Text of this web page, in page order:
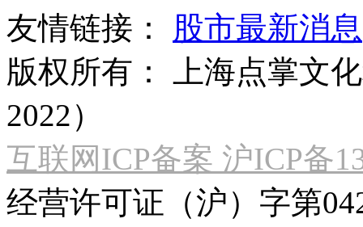
友情链接：
股市最新消息
版权所有：
上海点掌文
2022）
互联网ICP备案 沪ICP备
经营许可证（沪）字第